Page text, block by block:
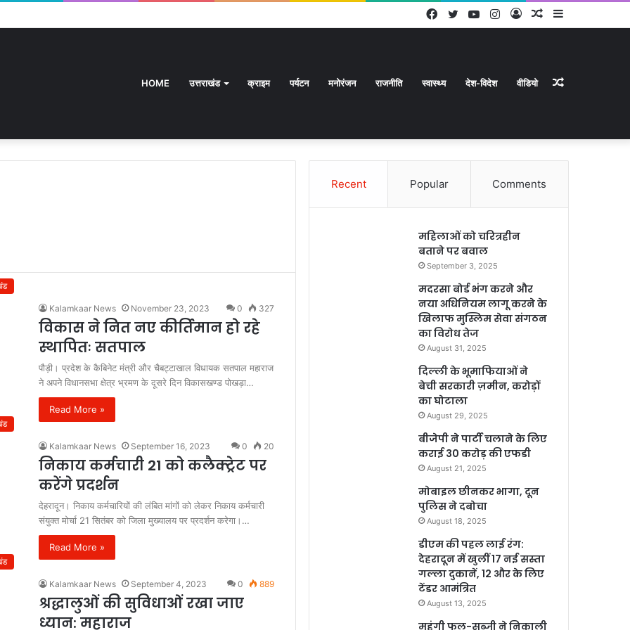
Random
Log
Instagram
YouTube
Twitter
Facebook
HOME उत्तराखंड क्राइम पर्यटन मनोरंजन राजनीति स्वास्थ्य देश-विदेश वीडियो
Kalamkaar News November 23, 2023 0 327
विकास ने नित नए कीर्तिमान हो रहे
स्थापितः सतपाल
पौड़ी। प्रदेश के कैबिनेट मंत्री और चैबट्टाखाल विधायक सतपाल महाराज
ने अपने विधानसभा क्षेत्र भ्रमण के दूसरे दिन विकासखण्ड पोखड़ा…
Read More »
Kalamkaar News September 16, 2023 0 20
निकाय कर्मचारी 21 को कलैक्ट्रेट पर
करेंगे प्रदर्शन
देहरादून। निकाय कर्मचारियों की लंबित मांगों को लेकर निकाय कर्मचारी
संयुक्त मोर्चा 21 सितंबर को जिला मुख्यालय पर प्रदर्शन करेगा।…
Read More »
Kalamkaar News September 4, 2023 0 889
श्रद्धालुओं की सुविधाओं रखा जाए
ध्यान: महाराज
Recent Popular Comments
महिलाओं को चरित्रहीन
बताने पर बवाल
September 3, 2025
मदरसा बोर्ड भंग करने और
नया अधिनियम लागू करने के
खिलाफ मुस्लिम सेवा संगठन
का विरोध तेज
August 31, 2025
दिल्ली के भूमाफियाओं ने
बेची सरकारी ज़मीन, करोड़ों
का घोटाला
August 29, 2025
बीजेपी ने पार्टी चलाने के लिए
कराई 30 करोड़ की एफडी
August 21, 2025
मोबाइल छीनकर भागा, दून
पुलिस ने दबोचा
August 18, 2025
डीएम की पहल लाई रंग:
देहरादून में खुलीं 17 नई सस्ता
गल्ला दुकानें, 12 और के लिए
टेंडर आमंत्रित
August 13, 2025
महंगी फल-सब्जी ने निकाली